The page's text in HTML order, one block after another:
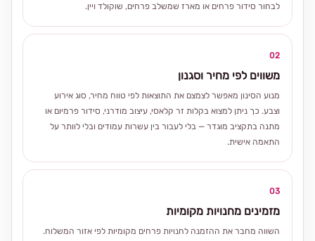
לבחור סידור פרחים או מארז שמשלב פרחים, שוקולד ויין.
02
משווים לפי מחיר וסגנון
מנוע הסינון מאפשר לצמצם את התוצאות לפי טווח מחיר, סוג אירוע
וצבע. כך ניתן למצוא בקלות זר קלאסי, עיצוב מודרני, סידור פרמיום או
מתנה בתקציב מוגדר — בלי לעבור בין עשרות עמודים ובלי לוותר על
התאמה אישית.
03
מזמינים מחנויות מקומיות
השווה מחבר את ההזמנה לחנויות פרחים מקומיות לפי אזור המשלוח.